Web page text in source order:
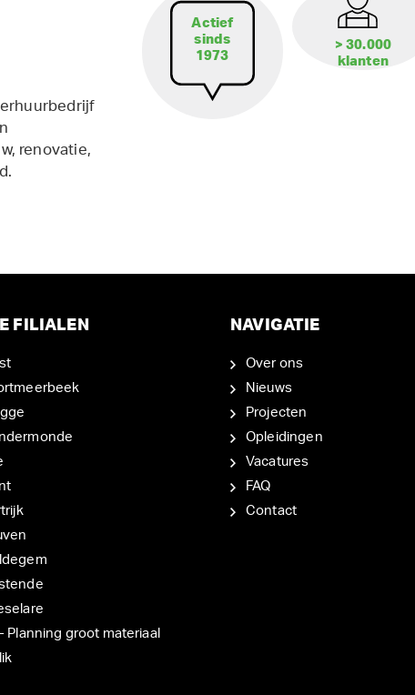
renovatie,
Actief
sinds
1973
> 30.000
klanten
FILIALEN
Planning groot materiaal
NAVIGATIE
Over ons
Nieuws
Projecten
Opleidingen
Vacatures
FAQ
Contact